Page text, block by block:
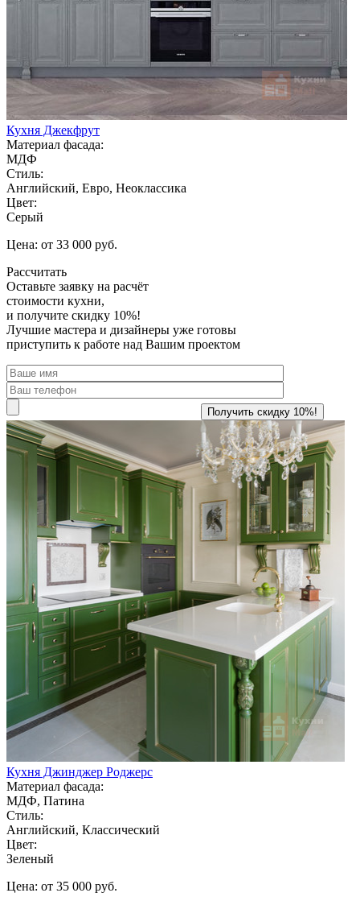
Кухня Джекфрут
Материал фасада:
МДФ
Стиль:
Английский, Евро, Неоклассика
Цвет:
Серый
Цена: от 33 000 руб.
Рассчитать
Оставьте заявку на расчёт
стоимости кухни,
и получите скидку 10%!
Лучшие мастера и дизайнеры уже готовы
приступить к работе над Вашим проектом
Кухня Джинджер Роджерс
Материал фасада:
МДФ, Патина
Стиль:
Английский, Классический
Цвет:
Зеленый
Цена: от 35 000 руб.